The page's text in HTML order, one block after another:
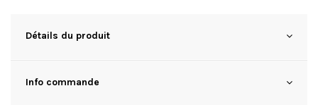
Détails du produit
Info commande